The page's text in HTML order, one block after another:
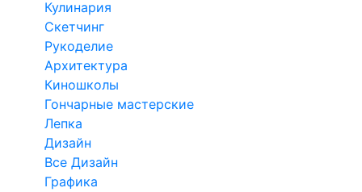
Кулинария
Скетчинг
Рукоделие
Архитектура
Киношколы
Гончарные мастерские
Лепка
Дизайн
Все Дизайн
Графика